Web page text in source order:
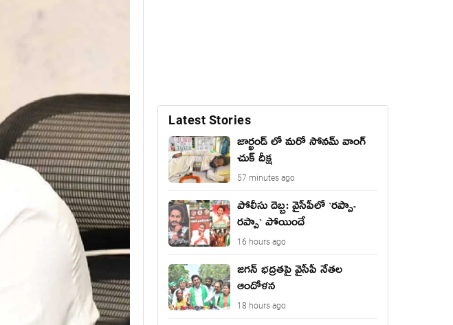
Latest Stories
జార్ఖండ్ లో మరో సోనమ్ వాంగ్
చుక్ దీక్ష
57 minutes ago
పోలీసు దెబ్బ: వైసీపీలో `ర‌ప్పా-
ర‌ప్పా` పోయిందే
16 hours ago
జ‌గ‌న్ భద్రతపై వైసీపీ నేతల
ఆందోళన
18 hours ago